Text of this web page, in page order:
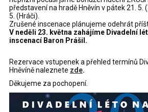
představení na hradě Hněvín v pátek 21. 5.
5. (Hráči).
Zrušené inscenace plánujeme odehrát
V neděli 23. května zahájíme Divadelní
inscenací Baron Prášil.
Rezervace vstupenek a přehled termínů
Hněvíně naleznete zde.
Děkujeme za pochopení.